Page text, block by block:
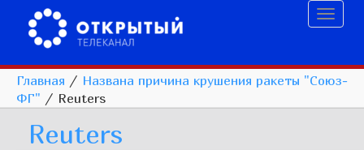
Главная / Названа причина крушения ракеты "Союз-
ФГ" / Reuters
Reuters